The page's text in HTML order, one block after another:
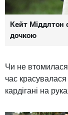
Кейт Міддлтон
дочкою
Чи не
час красувалася
кардігані на